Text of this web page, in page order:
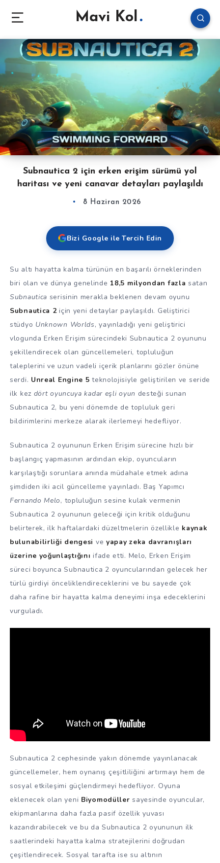
Mavi Kol
Subnautica 2 için erken erişim sürümü yol
haritası ve yeni canavar detayları paylaşıldı
8 Haziran 2026
Bizi Google ile Tercih Edin
Su altı hayatta kalma türünün en başarılı örneklerinden
biri olan ve dünya genelinde 18,5 milyondan fazla satan
Subnautica serisinin merakla beklenen devam oyunu
Subnautica 2için yeni detaylar paylaşıldı. Geliştirici
stüdyo Unknown Worlds, yayınladığı yeni geliştirici
vlogunda Erken Erişim sürecindeki Subnautica 2 oyununu
şekillendirecek olan güncellemeleri, topluluğun
taleplerini ve uzun vadeli içerik planlarını gözler önüne
serdi. Unreal Engine 5 teknolojisiyle geliştirilen ve seride
ilk kez dört oyuncuya kadar eşli oyun desteği sunan
Subnautica 2, bu yeni dönemde de topluluk geri
bildirimlerini merkeze alarak ilerlemeyi hedefliyor.
Subnautica 2 oyununun Erken Erişim sürecine hızlı bir
başlangıç yapmasının ardından ekip, oyuncuların
karşılaştığı sorunlara anında müdahale etmek adına
şimdiden iki acil güncelleme yayınladı. Baş Yapımcı
Fernando Melo, topluluğun sesine kulak vermenin
Subnautica 2 oyununun geleceği için kritik olduğunu
belirterek, ilk haftalardaki düzeltmelerin özellikle kaynak
bulunabilirliği dengesi ve yapay zeka davranışları
üzerine yoğunlaştığını ifade etti. Melo, Erken Erişim
süreci boyunca Subnautica 2 oyuncularından gelecek her
türlü girdiyi önceliklendireceklerini ve bu sayede çok
daha rafine bir hayatta kalma deneyimi inşa edeceklerini
vurguladı.
Subnautica 2 cephesinde yakın dönemde yayınlanacak
güncellemeler, hem oynanış çeşitliliğini artırmayı hem de
sosyal etkileşimi güçlendirmeyi hedefliyor. Oyuna
eklenecek olan yeni Biyomodüller sayesinde oyuncular,
ekipmanlarına daha fazla pasif özellik yuvası
kazandırabilecek ve bu da Subnautica 2 oyununun ilk
saatlerindeki hayatta kalma stratejilerini doğrudan
çeşitlendirecek. Sosyal tarafta ise su altının